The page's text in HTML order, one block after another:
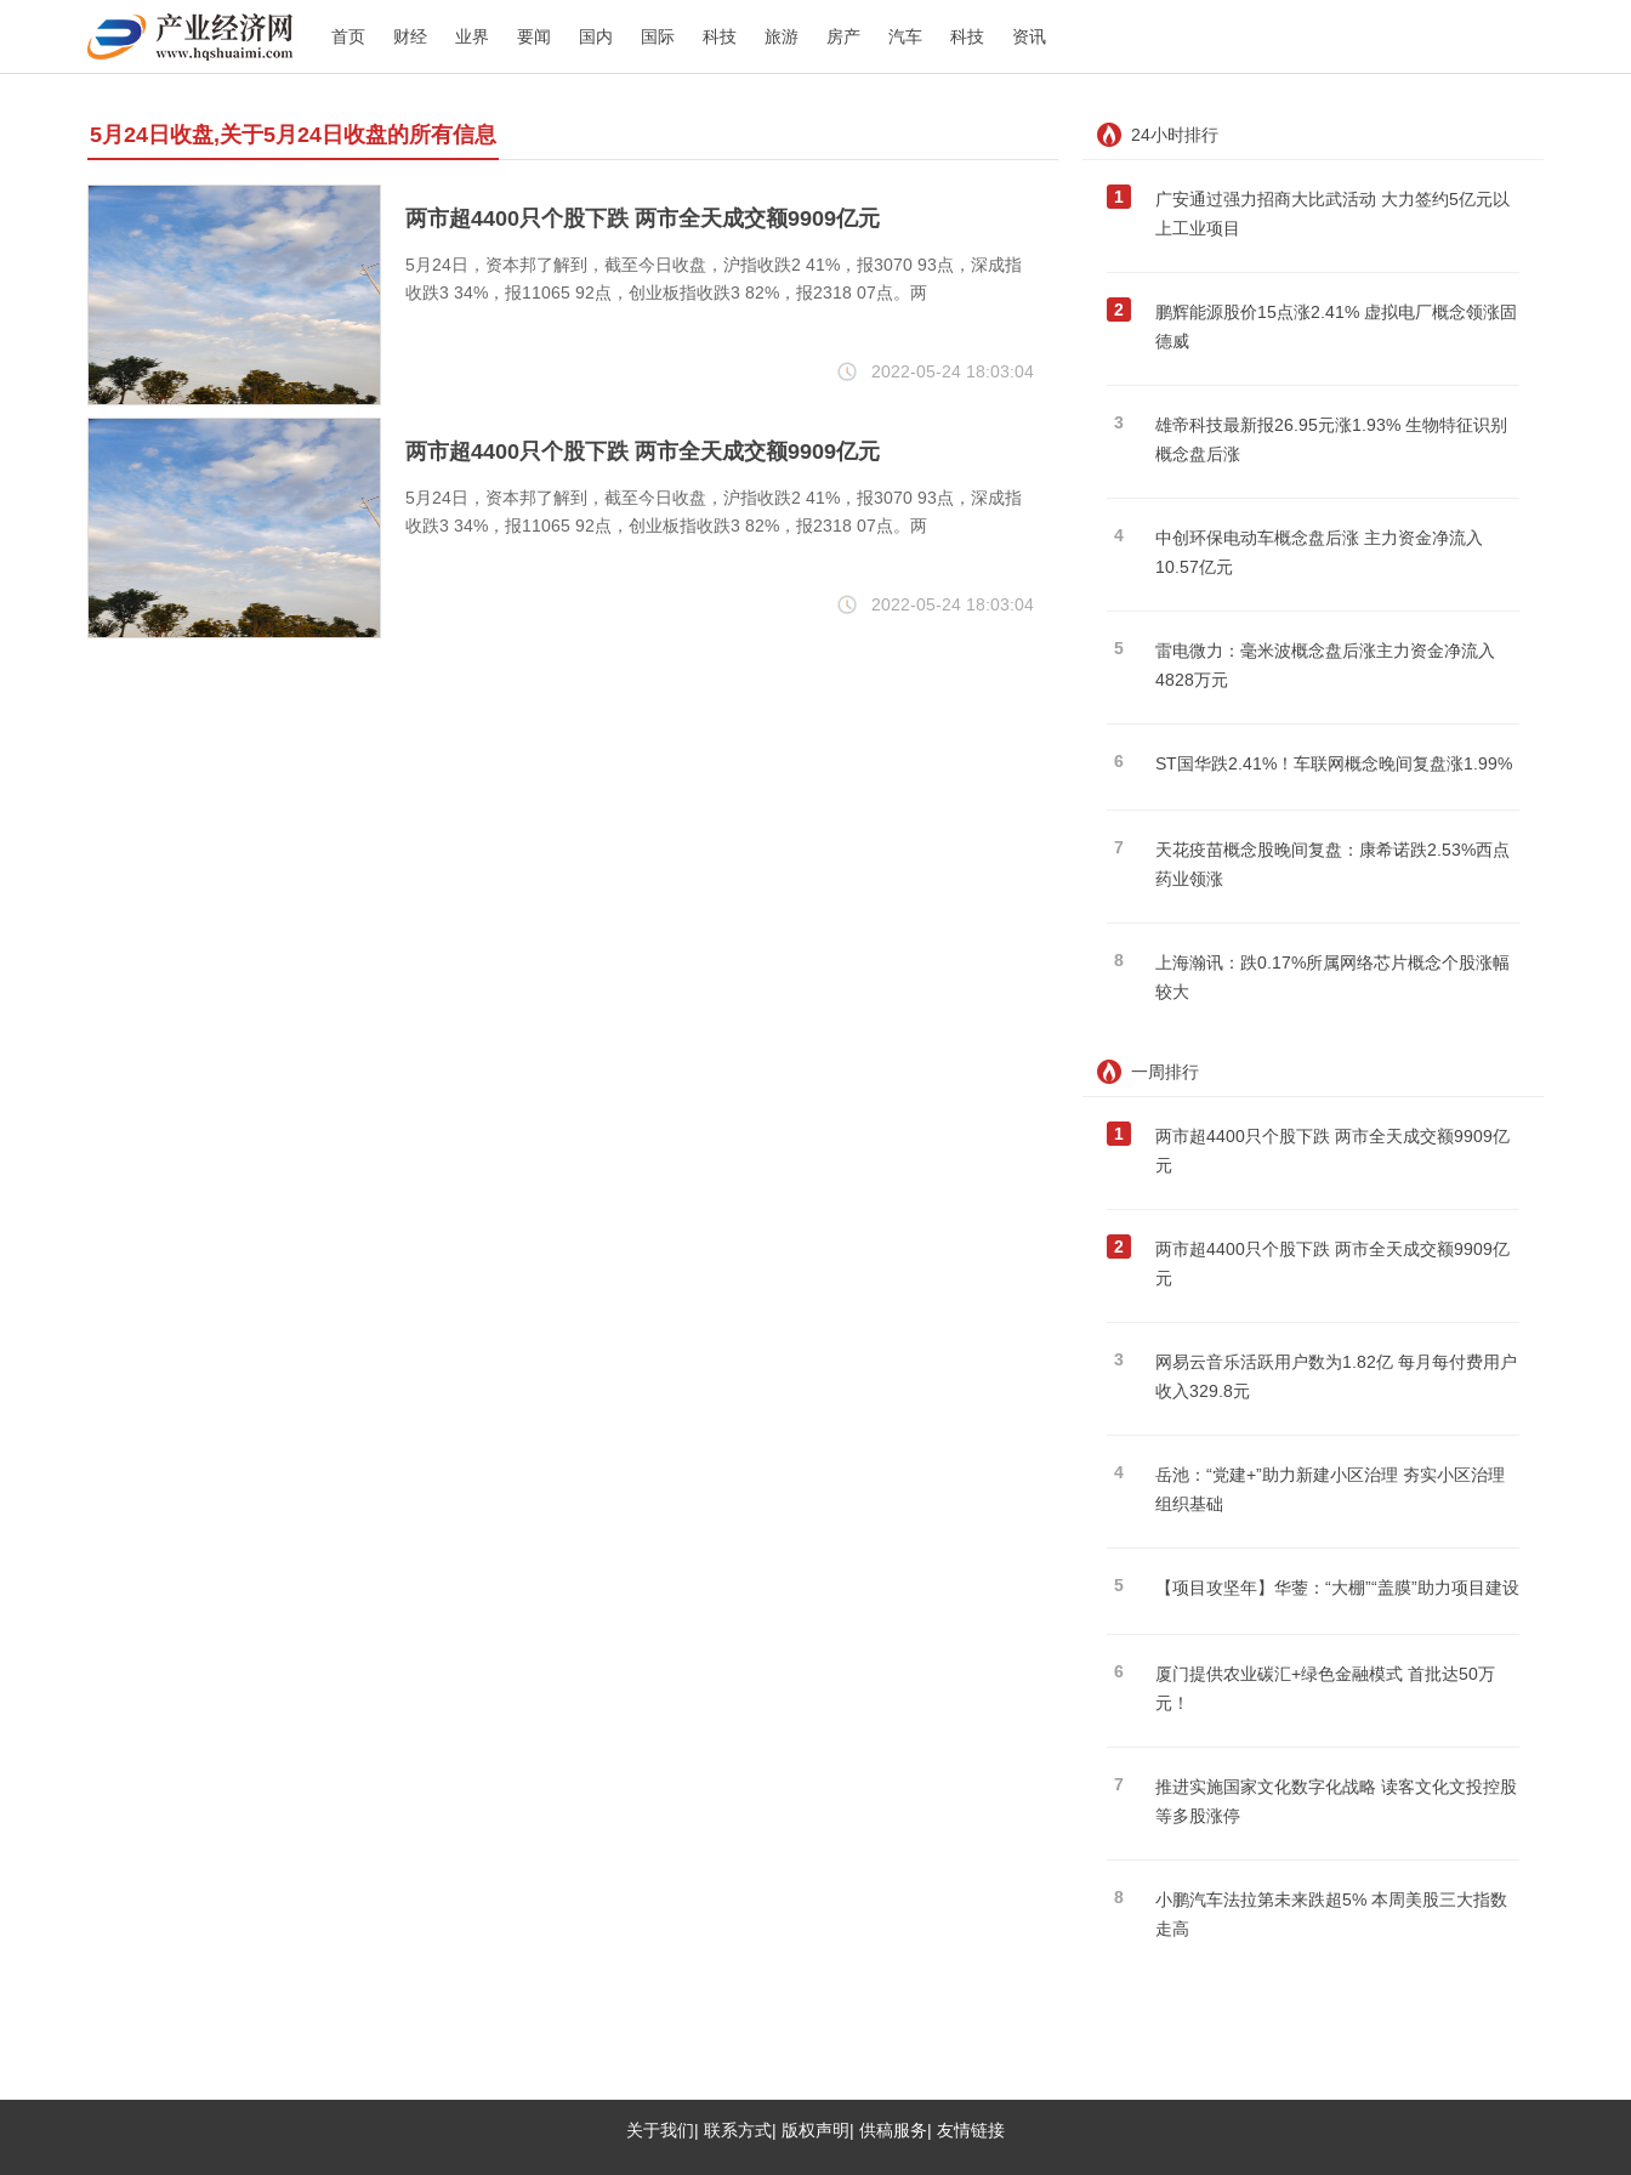
首页 财经 业界 要闻 国内 国际 科技 旅游 房产 汽车 科技 资讯
5月24日收盘,关于5月24日收盘的所有信息
两市超4400只个股下跌 两市全天成交额9909亿元
5月24日，资本邦了解到，截至今日收盘，沪指收跌2 41%，报3070 93点，深成指
收跌3 34%，报11065 92点，创业板指收跌3 82%，报2318 07点。两
2022-05-24 18:03:04
两市超4400只个股下跌 两市全天成交额9909亿元
5月24日，资本邦了解到，截至今日收盘，沪指收跌2 41%，报3070 93点，深成指
收跌3 34%，报11065 92点，创业板指收跌3 82%，报2318 07点。两
2022-05-24 18:03:04
24小时排行
1
广安通过强力招商大比武活动 大力签约5亿元以
上工业项目
2
鹏辉能源股价15点涨2.41% 虚拟电厂概念领涨固
德威
3
雄帝科技最新报26.95元涨1.93% 生物特征识别
概念盘后涨
4
中创环保电动车概念盘后涨 主力资金净流入
10.57亿元
5
雷电微力：毫米波概念盘后涨主力资金净流入
4828万元
6 ST国华跌2.41%！车联网概念晚间复盘涨1.99%
7
天花疫苗概念股晚间复盘：康希诺跌2.53%西点
药业领涨
8
上海瀚讯：跌0.17%所属网络芯片概念个股涨幅
较大
一周排行
1
两市超4400只个股下跌 两市全天成交额9909亿
元
2
两市超4400只个股下跌 两市全天成交额9909亿
元
3
网易云音乐活跃用户数为1.82亿 每月每付费用户
收入329.8元
4
岳池：“党建+”助力新建小区治理 夯实小区治理
组织基础
5 【项目攻坚年】华蓥：“大棚”“盖膜”助力项目建设
6
厦门提供农业碳汇+绿色金融模式 首批达50万
元！
7
推进实施国家文化数字化战略 读客文化文投控股
等多股涨停
8
小鹏汽车法拉第未来跌超5% 本周美股三大指数
走高
关于我们| 联系方式| 版权声明| 供稿服务| 友情链接